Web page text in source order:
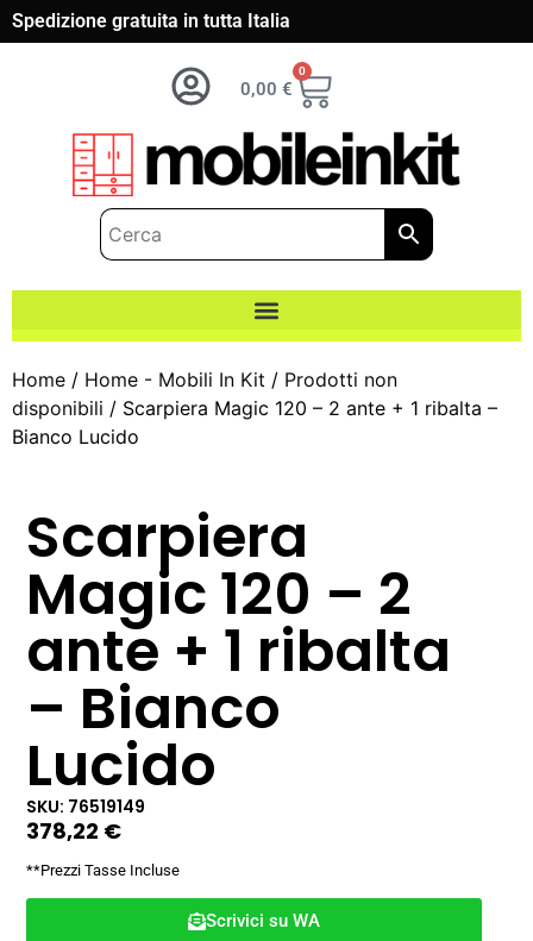
Spedizione gratuita in tutta Italia
0,00 €
0
Home / Home - Mobili In Kit / Prodotti non
disponibili / Scarpiera Magic 120 – 2 ante + 1 ribalta –
Bianco Lucido
Scarpiera
Magic 120 – 2
ante + 1 ribalta
– Bianco
Lucido
SKU: 76519149
378,22 €
**Prezzi Tasse Incluse
Scrivici su WA